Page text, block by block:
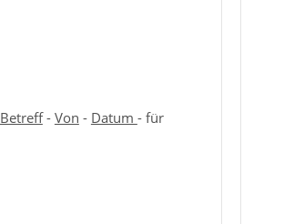
Betreff- Von - Datum - für